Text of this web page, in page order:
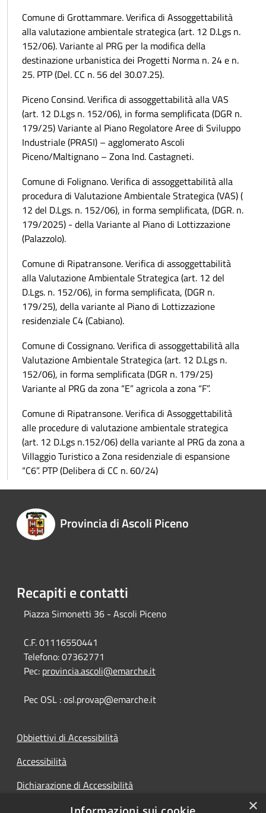
Comune di Grottammare. Verifica di Assoggettabilità
alla valutazione ambientale strategica (art. 12 D.Lgs n.
152/06). Variante al PRG per la modifica della
destinazione urbanistica dei Progetti Norma n. 24 e n.
25. PTP (Del. CC n. 56 del 30.07.25).
Piceno Consind. Verifica di assoggettabilità alla VAS
(art. 12 D.Lgs n. 152/06), in forma semplificata (DGR n.
179/25) Variante al Piano Regolatore Aree di Sviluppo
Industriale (PRASI) – agglomerato Ascoli
Piceno/Maltignano – Zona Ind. Castagneti.
Comune di Folignano. Verifica di assoggettabilità alla
procedura di Valutazione Ambientale Strategica (VAS) (
12 del D.Lgs. n. 152/06), in forma semplificata, (DGR. n.
179/2025) - della Variante al Piano di Lottizzazione
(Palazzolo).
Comune di Ripatransone. Verifica di assoggettabilità
alla Valutazione Ambientale Strategica (art. 12 del
D.Lgs. n. 152/06), in forma semplificata, (DGR n.
179/25), della variante al Piano di Lottizzazione
residenziale C4 (Cabiano).
Comune di Cossignano. Verifica di assoggettabilità alla
Valutazione Ambientale Strategica (art. 12 D.Lgs n.
152/06), in forma semplificata (DGR n. 179/25)
Variante al PRG da zona “E” agricola a zona “F”.
Comune di Ripatransone. Verifica di Assoggettabilità
alle procedure di valutazione ambientale strategica
(art. 12 D.Lgs n.152/06) della variante al PRG da zona a
Villaggio Turistico a Zona residenziale di espansione
“C6”. PTP (Delibera di CC n. 60/24)
Provincia di Ascoli Piceno
Recapiti e contatti
Piazza Simonetti 36 - Ascoli Piceno
C.F. 01116550441
Telefono:07362771
Pec: provincia.ascoli@emarche.it
Pec OSL : osl.provap@emarche.it
Obbiettivi di Accessibilità
Accessibilità
Dichiarazione di Accessibilità
Accesso Civico
×